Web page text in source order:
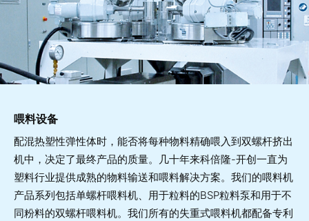
喂料设备
配混热塑性弹性体时，能否将每种物料精确喂入到双螺杆挤出
机中，决定了最终产品的质量。几十年来科倍隆-开创一直为
塑料行业提供成熟的物料输送和喂料解决方案。我们的喂料机
产品系列包括单螺杆喂料机、用于粒料的BSP粒料泵和用于不
同粉料的双螺杆喂料机。我们所有的失重式喂料机都配备专利